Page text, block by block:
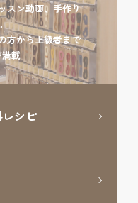
スン動画、手作り
方から上級者まで
載
シピ